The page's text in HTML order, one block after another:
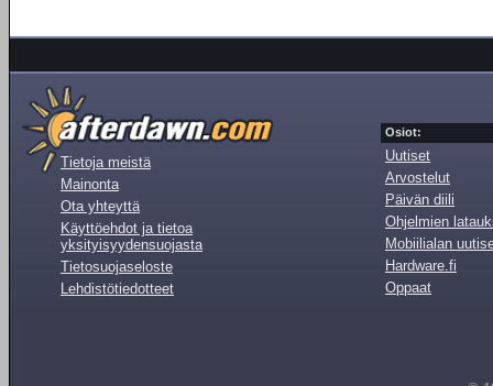
Tietoja meistä
Mainonta
Ota yhteyttä
Käyttöehdot ja tietoa
yksityisyydensuojasta
Tietosuojaseloste
Lehdistötiedotteet
Osiot:
Uutiset
Arvostelut
Päivän diili
Ohjelmien
Mobiilialan
Hardware.fi
Oppaat